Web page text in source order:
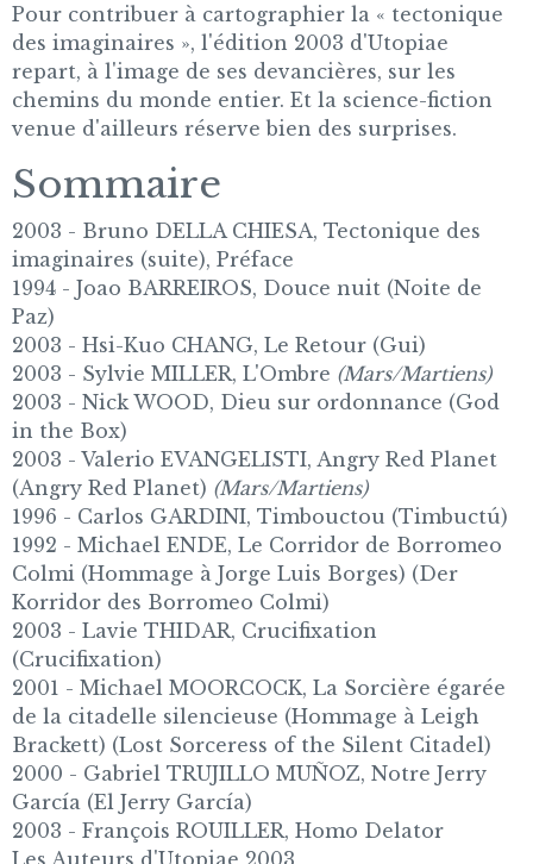
Pour contribuer à cartographier la « tectonique
des imaginaires », l'édition 2003 d'Utopiae
repart, à l'image de ses devancières, sur les
chemins du monde entier. Et la science-fiction
venue d'ailleurs réserve bien des surprises.
Sommaire
2003 - Bruno DELLA CHIESA, Tectonique des
imaginaires (suite), Préface
1994 - Joao BARREIROS, Douce nuit (Noite de
Paz)
2003 - Hsi-Kuo CHANG, Le Retour (Gui)
2003 - Sylvie MILLER, L'Ombre (Mars/Martiens)
2003 - Nick WOOD, Dieu sur ordonnance (God
in the Box)
2003 - Valerio EVANGELISTI, Angry Red Planet
(Angry Red Planet) (Mars/Martiens)
1996 - Carlos GARDINI, Timbouctou (Timbuctú)
1992 - Michael ENDE, Le Corridor de Borromeo
Colmi (Hommage à Jorge Luis Borges) (Der
Korridor des Borromeo Colmi)
2003 - Lavie THIDAR, Crucifixation
(Crucifixation)
2001 - Michael MOORCOCK, La Sorcière égarée
de la citadelle silencieuse (Hommage à Leigh
Brackett) (Lost Sorceress of the Silent Citadel)
2000 - Gabriel TRUJILLO MUÑOZ, Notre Jerry
García (El Jerry García)
2003 - François ROUILLER, Homo Delator
Les Auteurs d'Utopiae 2003